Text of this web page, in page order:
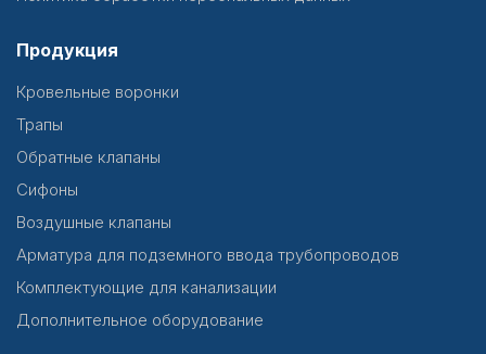
Продукция
Кровельные воронки
Трапы
Обратные клапаны
Сифоны
Воздушные клапаны
Арматура для подземного ввода трубопроводов
Комплектующие для канализации
Дополнительное оборудование